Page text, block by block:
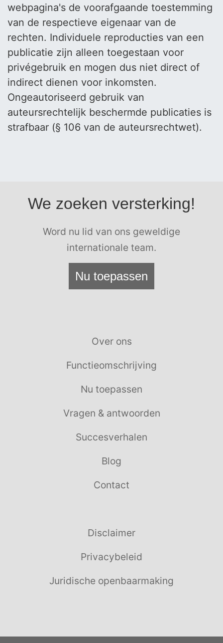
webpagina's de voorafgaande toestemming
van de respectieve eigenaar van de
rechten. Individuele reproducties van een
publicatie zijn alleen toegestaan ​​voor
privégebruik en mogen dus niet direct of
indirect dienen voor inkomsten.
Ongeautoriseerd gebruik van
auteursrechtelijk beschermde publicaties is
strafbaar (§ 106 van de auteursrechtwet).
We zoeken versterking!
Word nu lid van ons geweldige
internationale team.
Nu toepassen
Over ons
Functieomschrijving
Nu toepassen
Vragen & antwoorden
Succesverhalen
Blog
Contact
Disclaimer
Privacybeleid
Juridische openbaarmaking